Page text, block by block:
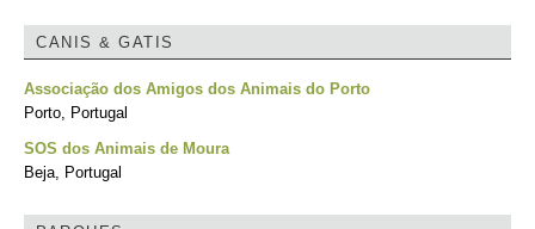
CANIS & GATIS
Associação dos Amigos dos Animais do Porto
Porto, Portugal
SOS dos Animais de Moura
Beja, Portugal